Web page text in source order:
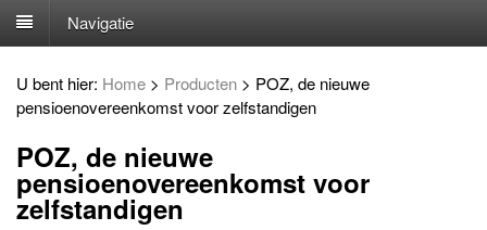
Navigatie
U bent hier: Home > Producten > POZ, de nieuwe
pensioenovereenkomst voor zelfstandigen
POZ, de nieuwe
pensioenovereenkomst voor
zelfstandigen